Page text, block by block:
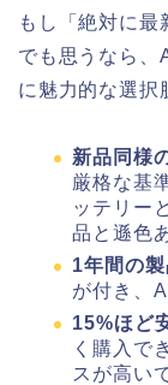
もし「絶対に
でも思うなら、
に魅力的な選択
新品同様
厳格な基
ッテリー
品と遜色
1年間の
が付き、
15%ほど
く購入で
スが高い